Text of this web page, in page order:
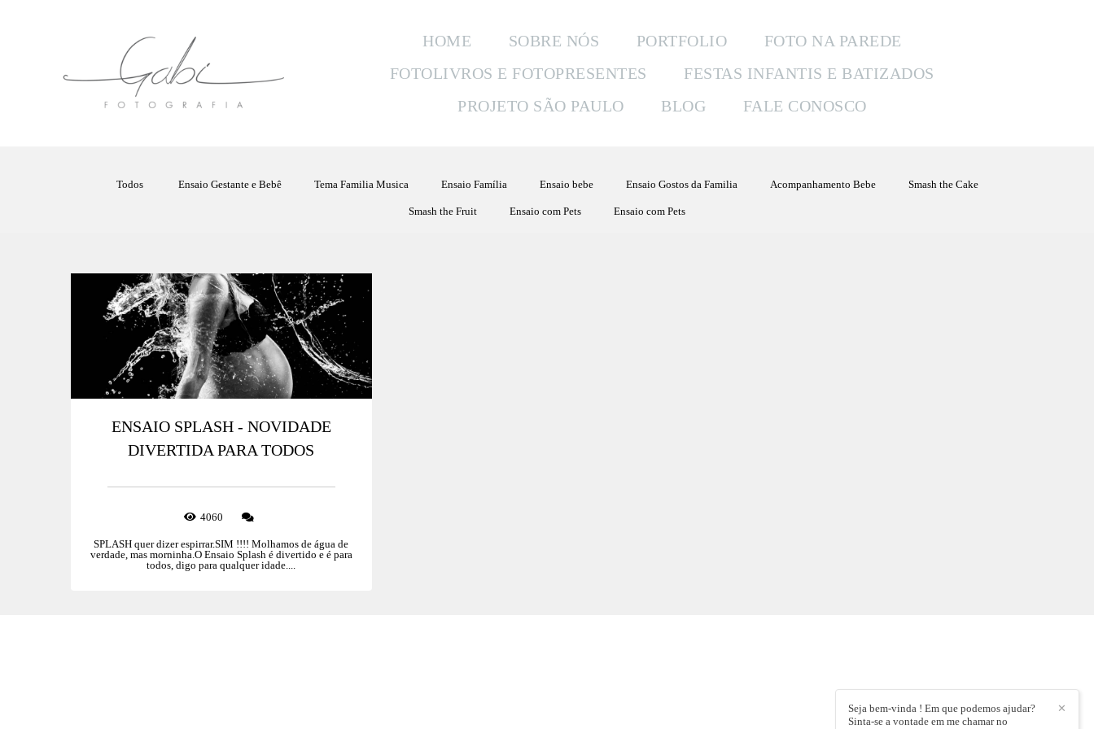
HOME SOBRE NÓS PORTFOLIO
FOTO NA PAREDE
FOTOLIVROS E FOTOPRESENTES
FESTAS INFANTIS E BATIZADOS
PROJETO SÃO PAULO
BLOG FALE CONOSCO
Todos Ensaio Gestante e Bebê Tema Familia Musica Ensaio Família Ensaio bebe Ensaio Gostos da Familia Acompanhamento Bebe Smash the Cake
Smash the Fruit Ensaio com Pets Ensaio com Pets
ENSAIO SPLASH - NOVIDADE
DIVERTIDA PARA TODOS
4060
SPLASH quer dizer espirrar.SIM !!!! Molhamos de água de
verdade, mas morninha.O Ensaio Splash é divertido e é para
todos, digo para qualquer idade....
✕
Seja bem-vinda ! Em que podemos ajudar?
Sinta-se a vontade em me chamar no